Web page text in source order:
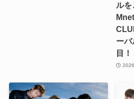
ルを
ー
目！